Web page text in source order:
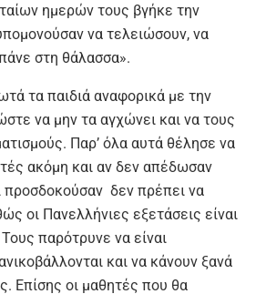
ημερών τους βγήκε την
να τελειώσουν, να
στη θάλασσα».
τα παιδιά αναφορικά με την
να μην τα αγχώνει και να τους
Παρ’ όλα αυτά θέλησε να
ακόμη και αν δεν απέδωσαν
προσδοκούσαν δεν πρέπει να
οι Πανελλήνιες εξετάσεις είναι
παρότρυνε να είναι
και να κάνουν ξανά
Επίσης οι μαθητές που θα